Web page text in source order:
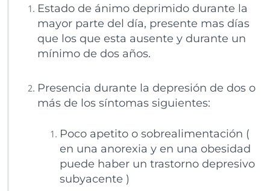
Estado de ánimo deprimido durante la
mayor parte del día, presente mas días
que los que esta ausente y durante un
mínimo de dos años.
Presencia durante la depresión de dos o
más de los síntomas siguientes:
Poco apetito o sobrealimentación (
en una anorexia y en una obesidad
puede haber un trastorno depresivo
subyacente )